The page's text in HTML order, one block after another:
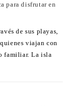
para disfrutar en
de sus playas,
viajan con
familiar. La isla